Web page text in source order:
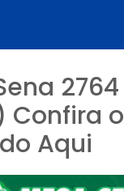
2764
Confira o
Aqui